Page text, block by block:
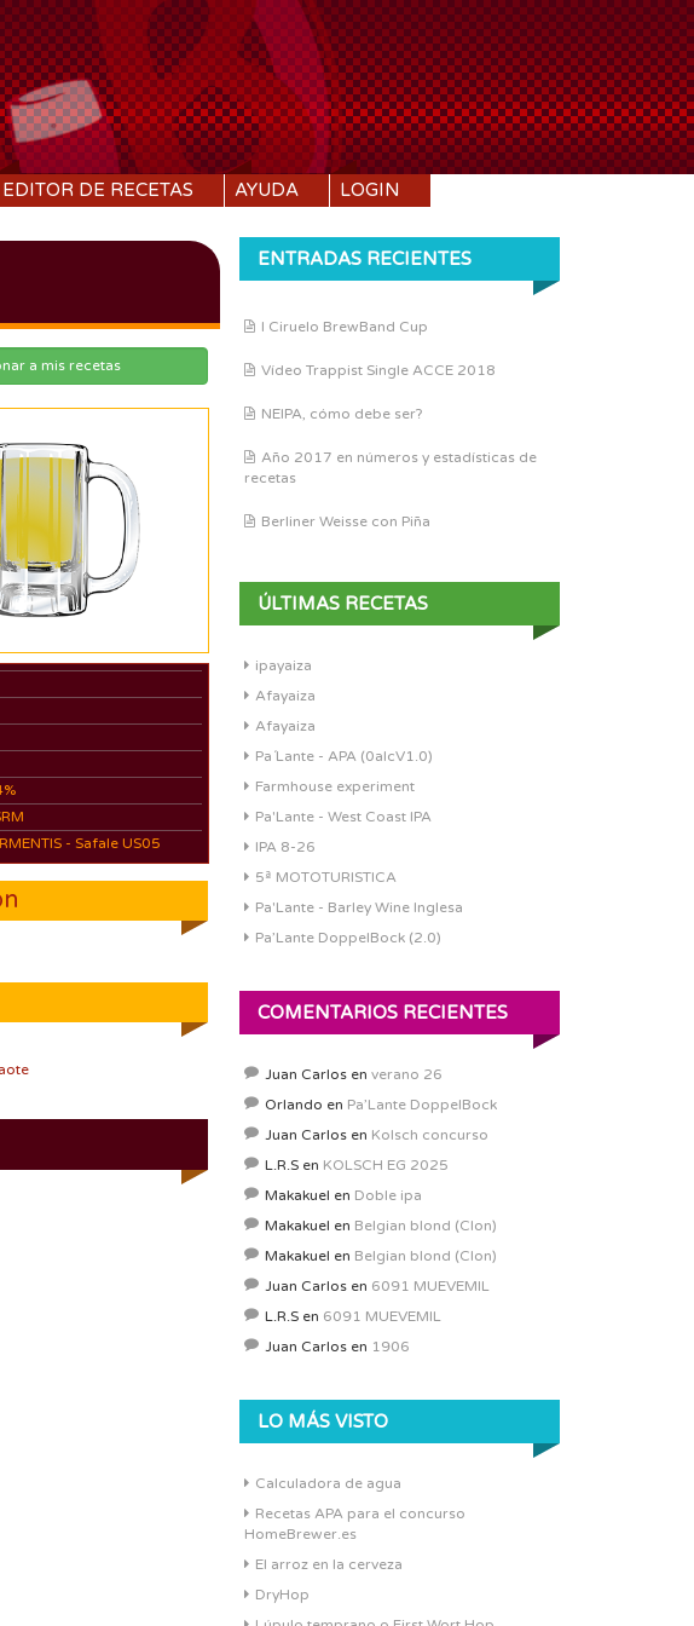
EDITOR DE RECETAS AYUDA LOGIN
a mis recetas
- Safale US05
ENTRADAS RECIENTES
I Ciruelo BrewBand Cup
Vídeo Trappist Single ACCE 2018
NEIPA, cómo debe ser?
Año 2017 en números y estadísticas de
recetas
Berliner Weisse con Piña
ÚLTIMAS RECETAS
ipayaiza
Afayaiza
Afayaiza
Pa´Lante - APA (0alcV1.0)
Farmhouse experiment
Pa'Lante - West Coast IPA
IPA 8-26
5ª MOTOTURISTICA
Pa'Lante - Barley Wine Inglesa
Pa’Lante DoppelBock (2.0)
COMENTARIOS RECIENTES
Juan Carlos en verano 26
Orlando en Pa’Lante DoppelBock
Juan Carlos en Kolsch concurso
L.R.S en KOLSCH EG 2025
Makakuel en Doble ipa
Makakuel en Belgian blond (Clon)
Makakuel en Belgian blond (Clon)
Juan Carlos en 6091 MUEVEMIL
L.R.S en 6091 MUEVEMIL
Juan Carlos en 1906
LO MÁS VISTO
Calculadora de agua
Recetas APA para el concurso
HomeBrewer.es
El arroz en la cerveza
DryHop